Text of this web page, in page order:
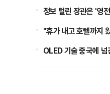
정보 털린 장관은 '영
"휴가 내고 호텔까지
OLED 기술 중국에